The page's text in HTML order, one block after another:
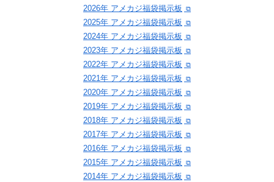
2026年 アメカジ福袋掲示板
2025年 アメカジ福袋掲示板
2024年 アメカジ福袋掲示板
2023年 アメカジ福袋掲示板
2022年 アメカジ福袋掲示板
2021年 アメカジ福袋掲示板
2020年 アメカジ福袋掲示板
2019年 アメカジ福袋掲示板
2018年 アメカジ福袋掲示板
2017年 アメカジ福袋掲示板
2016年 アメカジ福袋掲示板
2015年 アメカジ福袋掲示板
2014年 アメカジ福袋掲示板